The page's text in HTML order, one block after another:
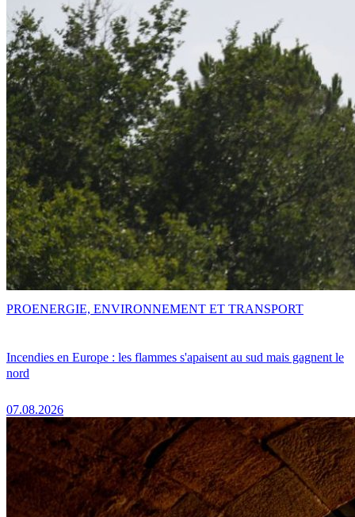
Incendies en Europe : les flammes s'apaisent au sud mais gagnent le
nord
07.08.2026
PROENERGIE, ENVIRONNEMENT ET TRANSPORT